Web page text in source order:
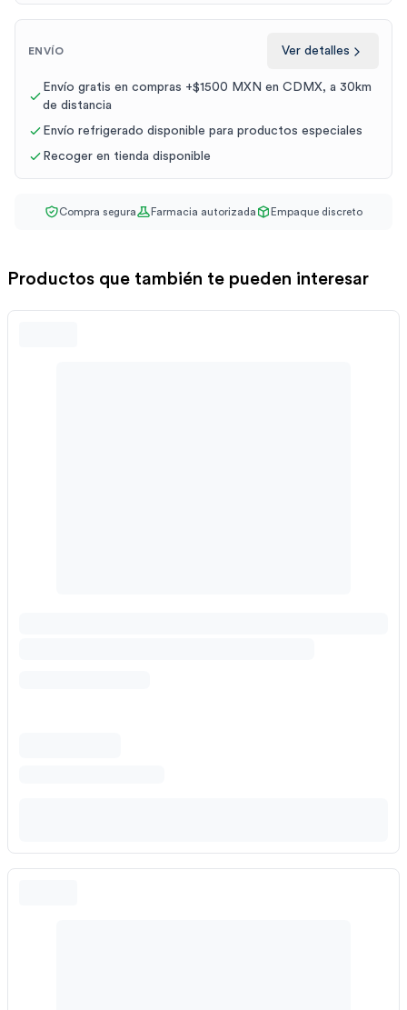
ENVÍO Ver detalles
Envío gratis en compras +$1500 MXN en CDMX, a 30km
de distancia
Envío refrigerado disponible para productos especiales
Recoger en tienda disponible
Compra segura Farmacia autorizada Empaque discreto
Productos que también te pueden interesar